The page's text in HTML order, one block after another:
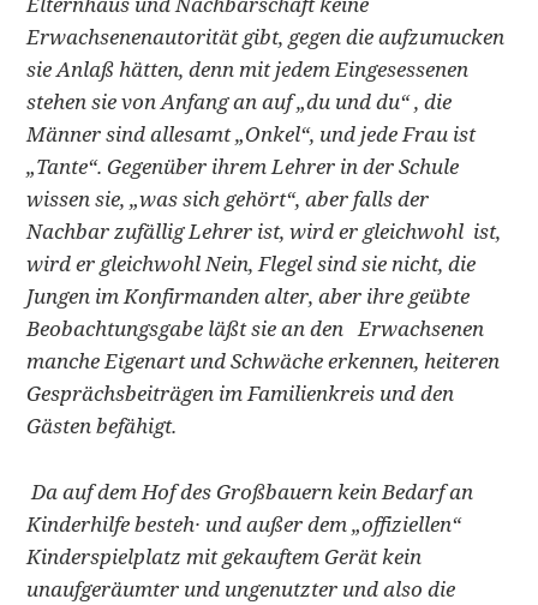
Erwachsenenautorität gibt, gegen die aufzumucken
sie Anlaß hätten, denn mit jedem Eingesessenen
stehen sie von Anfang an auf „du und du“ , die
Männer sind allesamt „Onkel“, und jede Frau ist
„Tante“. Gegenüber ihrem Lehrer in der Schule
wissen sie, „was sich gehört“, aber falls der
Nachbar zufällig Lehrer ist, wird er gleichwohl ist,
wird er gleichwohl Nein, Flegel sind sie nicht, die
Jungen im Konfirmanden­ alter, aber ihre geübte
Beobachtungsgabe läßt sie an den Erwachsenen
manche Eigenart und Schwäche erkennen, heiteren
Gesprächsbeiträgen im Familienkreis und den
Gästen befähigt.
Da auf dem Hof des Großbauern kein Bedarf an
Kinderhilfe besteh· und außer dem „offiziellen“
Kinderspielplatz mit gekauftem Gerät kein
unaufgeräumter und ungenutzter und also die